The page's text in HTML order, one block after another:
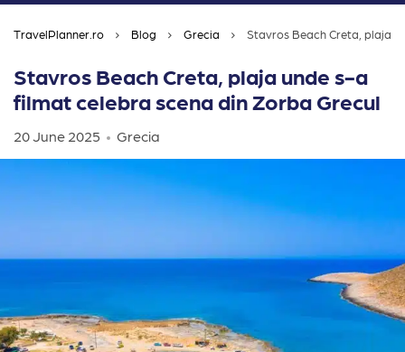
content
TravelPlanner.ro Blog Grecia Stavros Beach Creta, plaja
Stavros Beach Creta, plaja unde s-a
filmat celebra scena din Zorba Grecul
20 June 2025 Grecia